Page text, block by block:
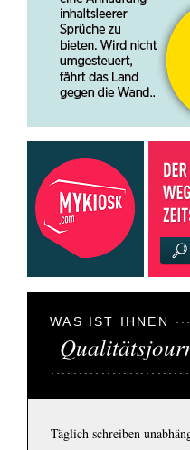
WAS IST IHNEN
Täglich schreiben